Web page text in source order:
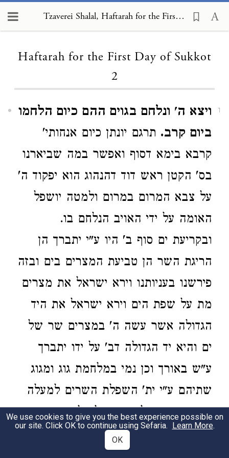
Tzaverei Shalal, Haftarah for the First Day of Sukkot 2
Haftarah for the First Day of Sukkot
2
1
ויצא ה' ונלחם בגוים ההם כיום הלחמו
ביום קרב. תרגם יונתן כיום אנחותי'
קרבא בימא דסוף ואפשר במה שביארנו
בס' הקטן ראש דוד דהנהוג הוא יפקוד ה'
על צבא המרום במרום ולמטה יושפל
האומה על ידי האויב הנלחם בו.
ובקריעת ים סוף ב' היו ע"י יתברך הן
הריגת השר הן טביעת המצרים בים ובזה
פירשנו בעניותנו וירא ישראל את מצרים
מת על שפת הים וירא ישראל את היד
הגדולה אשר עשה ה' במצרים שר של
ים והיא יד הגדולה דב' על ידו יתברך
ע"ש באורך וכן נמי במלחמת גוג ומגוג
שתיהם ע"י ית' השפלת השרים למעלה
והריגת הגוים למטה הכל על ידו יתברך
ולזה דימהו לקריעת ים סוף כי ה' עשה
We use cookies to give you the best experience possible on
our site. Click OK to continue using Sefaria. Learn More.
OK